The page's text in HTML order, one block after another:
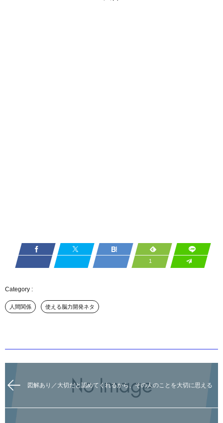
1
人間関係 使える脳力開発ネタ
図解あり／大切だと認めてくれるから、その人のことを大切に思える